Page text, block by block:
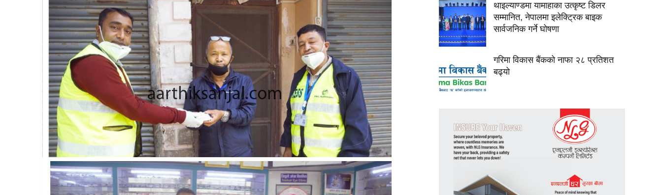
थाइल्याण्डमा यामाहाका उत्कृष्ट डिलर
सम्मानित, नेपालमा इलेक्ट्रिक बाइक
सार्वजनिक गर्ने घोषणा
गरिमा विकास बैंकको नाफा २८ प्रतिशत
बढ्यो